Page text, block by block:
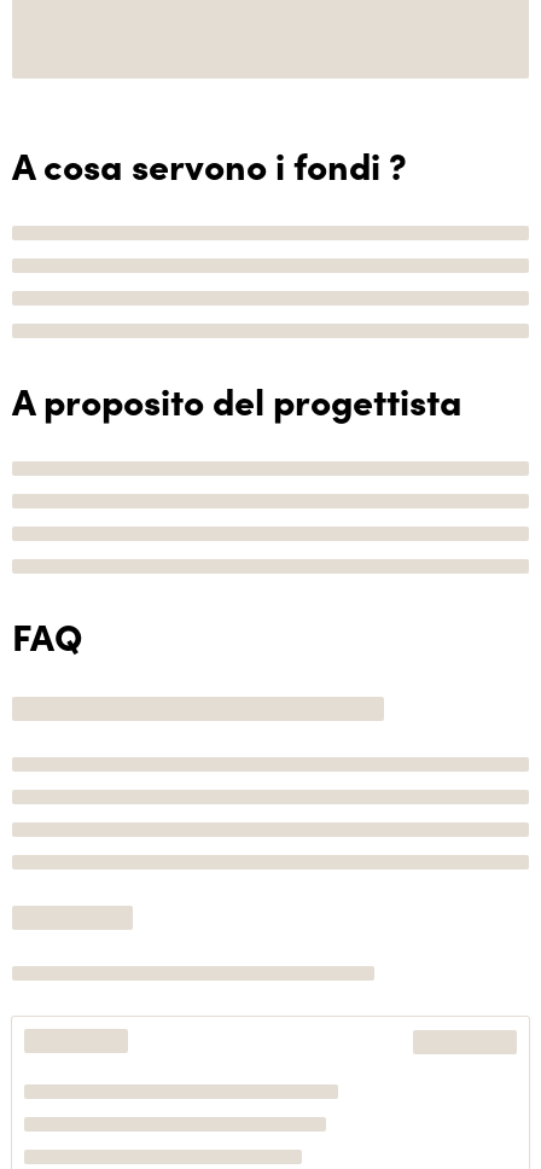
A cosa servono i fondi ?
A proposito del progettista
FAQ